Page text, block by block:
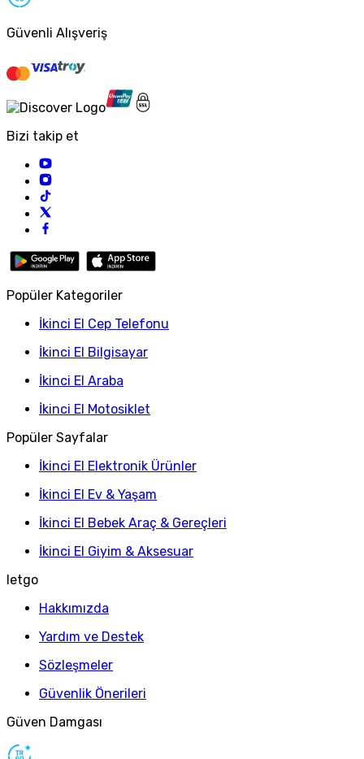
Güvenli Alışveriş
Bizi takip et
Popüler Kategoriler
İkinci El Cep Telefonu
İkinci El Bilgisayar
İkinci El Araba
İkinci El Motosiklet
Popüler Sayfalar
İkinci El Elektronik Ürünler
İkinci El Ev & Yaşam
İkinci El Bebek Araç & Gereçleri
İkinci El Giyim & Aksesuar
letgo
Hakkımızda
Yardım ve Destek
Sözleşmeler
Güvenlik Önerileri
Güven Damgası